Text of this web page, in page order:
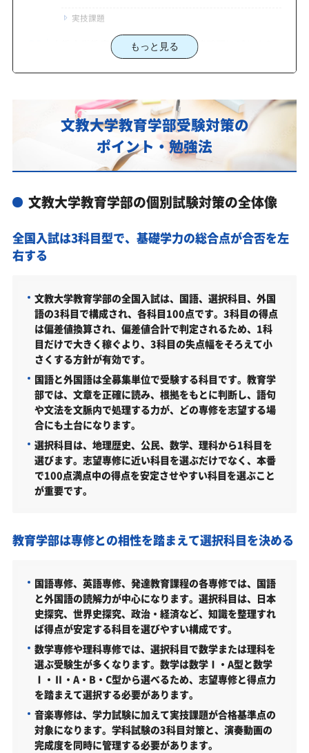
実技課題
文教大学教育学部合格に必要な勉強時間はどれくら
教育学部に強くて安い予備校、専門塾をお探しなら
独学で失敗しない文教大学教育学部受験勉強法
文教大学教育学部受験対策で学習管理塾を選ぶな
ら、じゅけラボ予備校という選択肢
応した受験対策カリキュラム・学習計画を提供しま
文教大学教育学部対策カリキュラムのポイント
は？
カリキュラムや料金についてお気軽にご相談くださ
い
文教大学教育学部の総合型選抜入試対策も万全
文教大学教育学部総合型選抜入試の主な対策内容
文教大学教育学部の入試日程
文教大学教育学部の入試日程
文教大学教育学部の受験情報
文教大学教育学部の入試方式
公募制推薦入試（教育学部／2027年度）
Ａ日程入試（教育学部／2026年度）
Ｃ日程入試（教育学部／2026年度）
大学入学共通テスト利用入試1期（教育学部／2026年
度）
大学入学共通テスト利用入試3期（教育学部／2026年
度）
文教大学教育学部はどんなところ？
学科・専攻（コース）の概要
もっと見る
文教大学教育学部受験対策の
ポイント・勉強法
文教大学教育学部の個別試験対策の全体像
全国入試は3科目型で、基礎学力の総合点が合否を左
右する
文教大学教育学部の全国入試は、国語、選択科目、外国
語の3科目で構成され、各科目100点です。3科目の得点
は偏差値換算され、偏差値合計で判定されるため、1科
目だけで大きく稼ぐより、3科目の失点幅をそろえて小
さくする方針が有効です。
国語と外国語は全募集単位で受験する科目です。教育学
部では、文章を正確に読み、根拠をもとに判断し、語句
や文法を文脈内で処理する力が、どの専修を志望する場
合にも土台になります。
選択科目は、地理歴史、公民、数学、理科から1科目を
選びます。志望専修に近い科目を選ぶだけでなく、本番
で100点満点中の得点を安定させやすい科目を選ぶこと
が重要です。
教育学部は専修との相性を踏まえて選択科目を決める
国語専修、英語専修、発達教育課程の各専修では、国語
と外国語の読解力が中心になります。選択科目は、日本
史探究、世界史探究、政治・経済など、知識を整理すれ
ば得点が安定する科目を選びやすい構成です。
数学専修や理科専修では、選択科目で数学または理科を
選ぶ受験生が多くなります。数学は数学Ⅰ・A型と数学
Ⅰ・Ⅱ・A・B・C型から選べるため、志望専修と得点力
を踏まえて選択する必要があります。
音楽専修は、学力試験に加えて実技課題が合格基準点の
対象になります。学科試験の3科目対策と、演奏動画の
完成度を同時に管理する必要があります。